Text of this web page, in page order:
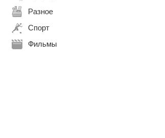
Разное
Спорт
Фильмы